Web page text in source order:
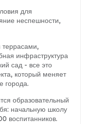
для
неспешности,
инфраструктура
сад - все это
который меняет
города.
образовательный
начальную школу
воспитанников.